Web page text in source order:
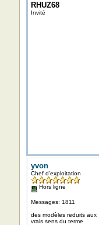
RHUZ68
Invité
yvon
Chef d'exploitation
Hors ligne
Messages: 1811
des modèles reduits aux
vrais sens du terme